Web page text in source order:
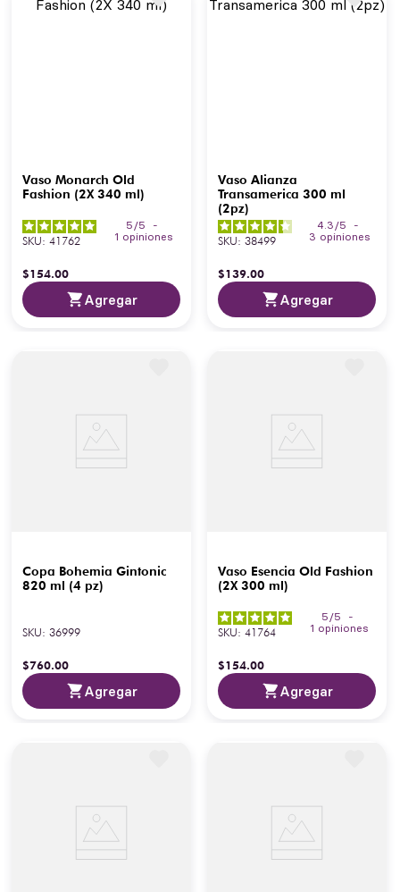
Vaso Monarch Old
Fashion (2X 340 ml)
5 /5
-
1 opiniones
SKU: 41762
$154.00
Agregar
Vaso Alianza
Transamerica 300 ml
(2pz)
4.3 /5
-
3 opiniones
SKU: 38499
$139.00
Agregar
Copa Bohemia Gintonic
820 ml (4 pz)
SKU: 36999
$760.00
Agregar
Vaso Esencia Old Fashion
(2X 300 ml)
5 /5
-
1 opiniones
SKU: 41764
$154.00
Agregar